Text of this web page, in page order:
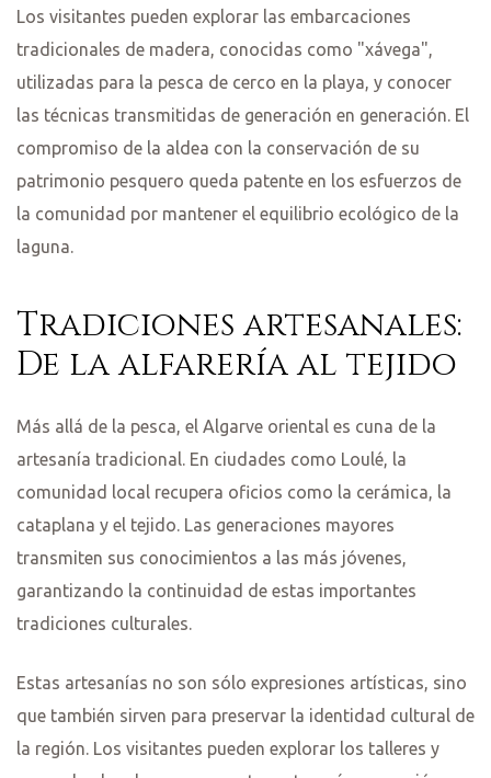
Los visitantes pueden explorar las embarcaciones
tradicionales de madera, conocidas como "xávega",
utilizadas para la pesca de cerco en la playa, y conocer
las técnicas transmitidas de generación en generación. El
compromiso de la aldea con la conservación de su
patrimonio pesquero queda patente en los esfuerzos de
la comunidad por mantener el equilibrio ecológico de la
laguna.
Tradiciones artesanales:
De la alfarería al tejido
Más allá de la pesca, el Algarve oriental es cuna de la
artesanía tradicional. En ciudades como Loulé, la
comunidad local recupera oficios como la cerámica, la
cataplana y el tejido. Las generaciones mayores
transmiten sus conocimientos a las más jóvenes,
garantizando la continuidad de estas importantes
tradiciones culturales.
Estas artesanías no son sólo expresiones artísticas, sino
que también sirven para preservar la identidad cultural de
la región. Los visitantes pueden explorar los talleres y